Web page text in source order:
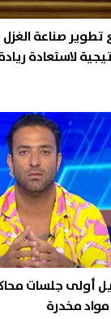
تطوير صناعة
لاستعادة
28 أبريل أولى
مخدرة